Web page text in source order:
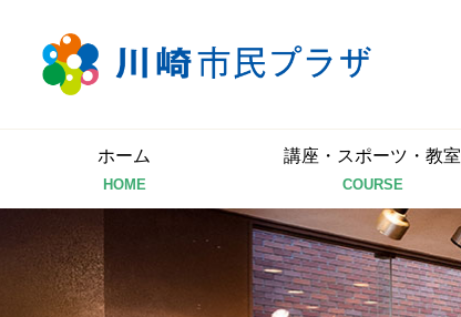
ホーム
HOME
講座・スポーツ・教室
COURSE